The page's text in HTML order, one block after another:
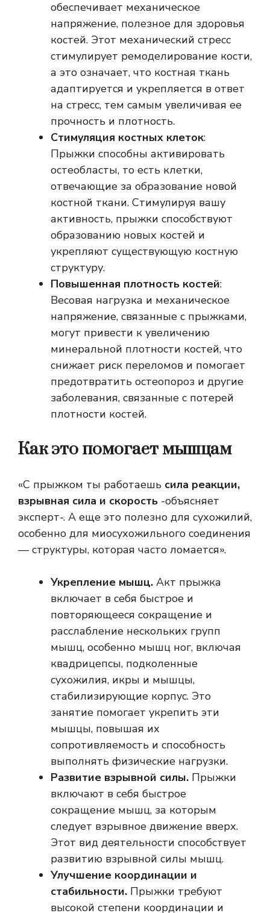
обеспечивает механическое
напряжение, полезное для здоровья
костей. Этот механический стресс
стимулирует ремоделирование кости,
а это означает, что костная ткань
адаптируется и укрепляется в ответ
на стресс, тем самым увеличивая ее
прочность и плотность.
Стимуляция костных клеток:
Прыжки способны активировать
остеобласты, то есть клетки,
отвечающие за образование новой
костной ткани. Стимулируя вашу
активность, прыжки способствуют
образованию новых костей и
укрепляют существующую костную
структуру.
Повышенная плотность костей:
Весовая нагрузка и механическое
напряжение, связанные с прыжками,
могут привести к увеличению
минеральной плотности костей, что
снижает риск переломов и помогает
предотвратить остеопороз и другие
заболевания, связанные с потерей
плотности костей.
Как это помогает мышцам
«С прыжком ты работаешь сила реакции,
взрывная сила и скорость -объясняет
эксперт-. А еще это полезно для сухожилий,
особенно для миосухожильного соединения
— структуры, которая часто ломается».
Укрепление мышц. Акт прыжка
включает в себя быстрое и
повторяющееся сокращение и
расслабление нескольких групп
мышц, особенно мышц ног, включая
квадрицепсы, подколенные
сухожилия, икры и мышцы,
стабилизирующие корпус. Это
занятие помогает укрепить эти
мышцы, повышая их
сопротивляемость и способность
выполнять физические нагрузки.
Развитие взрывной силы. Прыжки
включают в себя быстрое
сокращение мышц, за которым
следует взрывное движение вверх.
Этот вид деятельности способствует
развитию взрывной силы мышц.
Улучшение координации и
стабильности. Прыжки требуют
высокой степени координации и